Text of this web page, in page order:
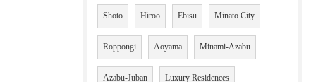
Shoto Hiroo Ebisu Minato City
Roppongi Aoyama Minami-Azabu
Azabu-Juban Luxury Residences